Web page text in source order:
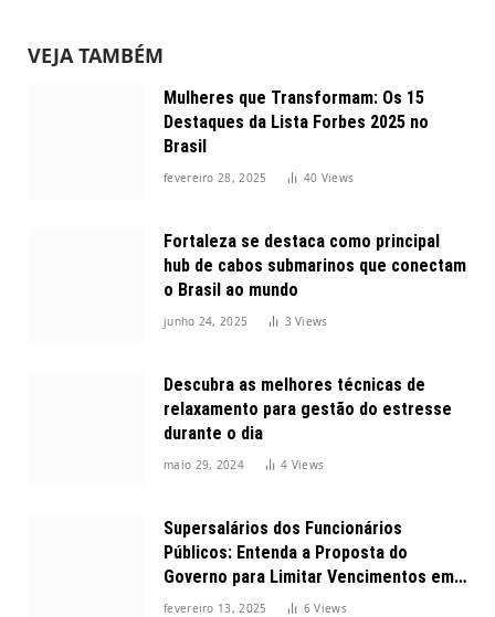
VEJA TAMBÉM
Mulheres que Transformam: Os 15
Destaques da Lista Forbes 2025 no
Brasil
fevereiro 28, 2025 40 Views
Fortaleza se destaca como principal
hub de cabos submarinos que conectam
o Brasil ao mundo
junho 24, 2025 3Views
Descubra as melhores técnicas de
relaxamento para gestão do estresse
durante o dia
maio 29, 2024 4 Views
Supersalários dos Funcionários
Públicos: Entenda a Proposta do
Governo para Limitar Vencimentos em
2025
fevereiro 13, 2025 6Views